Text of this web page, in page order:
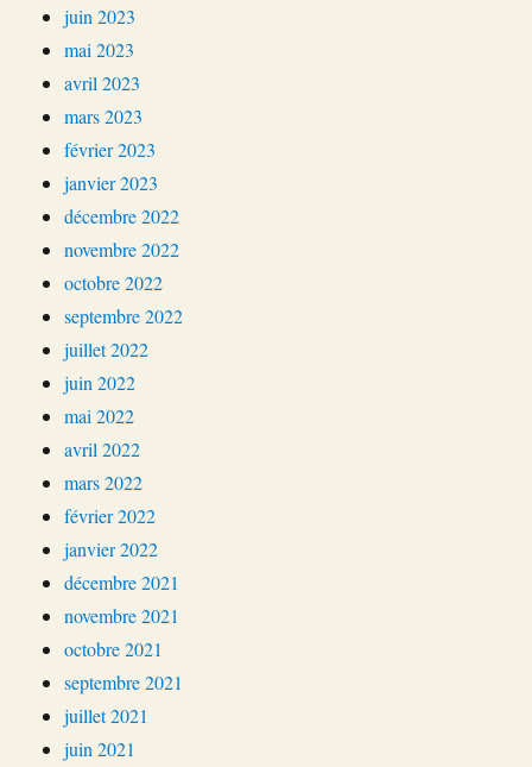
juin 2023
mai 2023
avril 2023
mars 2023
février 2023
janvier 2023
décembre 2022
novembre 2022
octobre 2022
septembre 2022
juillet 2022
juin 2022
mai 2022
avril 2022
mars 2022
février 2022
janvier 2022
décembre 2021
novembre 2021
octobre 2021
septembre 2021
juillet 2021
juin 2021